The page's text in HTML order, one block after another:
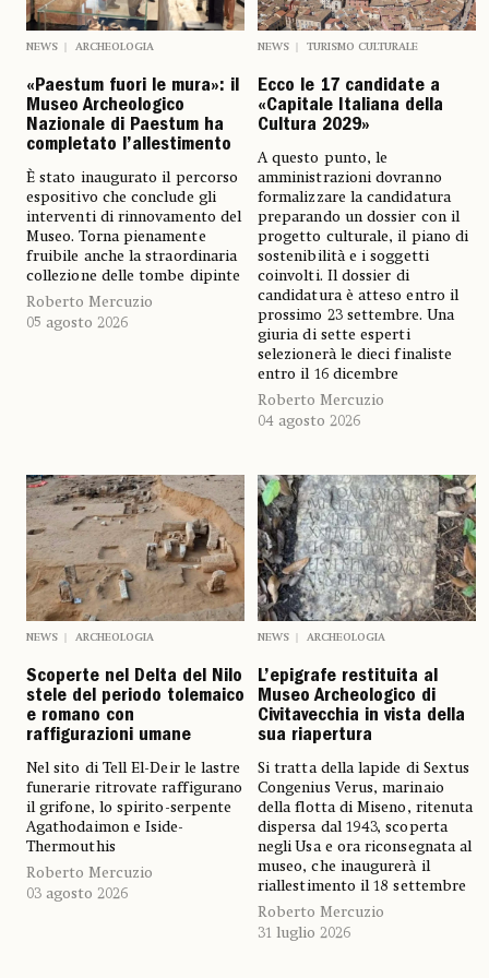
NEWS ARCHEOLOGIA
«Paestum fuori le mura»: il
Museo Archeologico
Nazionale di Paestum ha
completato l’allestimento
È stato inaugurato il percorso
espositivo che conclude gli
interventi di rinnovamento del
Museo. Torna pienamente
fruibile anche la straordinaria
collezione delle tombe dipinte
Roberto Mercuzio
05 agosto 2026
NEWS TURISMO CULTURALE
Ecco le 17 candidate a
«Capitale Italiana della
Cultura 2029»
A questo punto, le
amministrazioni dovranno
formalizzare la candidatura
preparando un dossier con il
progetto culturale, il piano di
sostenibilità e i soggetti
coinvolti. Il dossier di
candidatura è atteso entro il
prossimo 23 settembre. Una
giuria di sette esperti
selezionerà le dieci finaliste
entro il 16 dicembre
Roberto Mercuzio
04 agosto 2026
NEWS ARCHEOLOGIA
Scoperte nel Delta del Nilo
stele del periodo tolemaico
e romano con
raffigurazioni umane
Nel sito di Tell El-Deir le lastre
funerarie ritrovate raffigurano
il grifone, lo spirito-serpente
Agathodaimon e Iside-
Thermouthis
Roberto Mercuzio
03 agosto 2026
NEWS ARCHEOLOGIA
L’epigrafe restituita al
Museo Archeologico di
Civitavecchia in vista della
sua riapertura
Si tratta della lapide di Sextus
Congenius Verus, marinaio
della flotta di Miseno, ritenuta
dispersa dal 1943, scoperta
negli Usa e ora riconsegnata al
museo, che inaugurerà il
riallestimento il 18 settembre
Roberto Mercuzio
31 luglio 2026